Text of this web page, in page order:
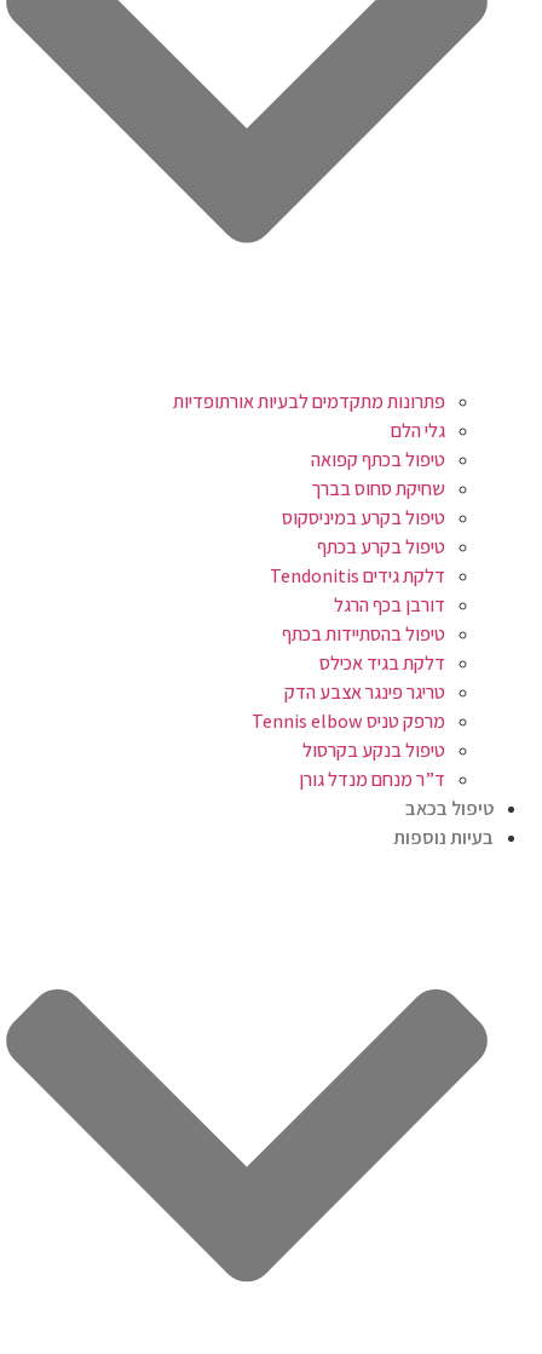
פתרונות מתקדמים לבעיות אורתופדיות
גלי הלם
טיפול בכתף קפואה
שחיקת סחוס בברך
טיפול בקרע במיניסקוס
טיפול בקרע בכתף
דלקת גידים Tendonitis
דורבן בכף הרגל
טיפול בהסתיידות בכתף
דלקת בגיד אכילס
טריגר פינגר אצבע הדק
מרפק טניס Tennis elbow
טיפול בנקע בקרסול
ד”ר מנחם מנדל גורן
טיפול בכאב
בעיות נוספות